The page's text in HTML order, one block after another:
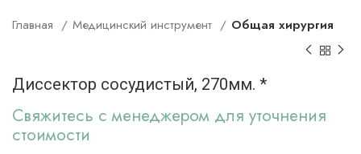
Главная Медицинский инструмент Общая хирургия
Диссектор сосудистый, 270мм. *
Свяжитесь с менеджером для уточнения
стоимости